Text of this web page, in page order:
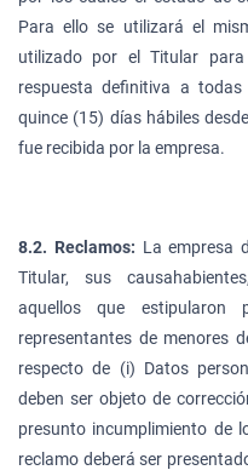
Para ello se utilizará el
utilizado por el Titular
respuesta definitiva a
quince (15) días hábiles
fue recibida por la empresa.
8.2. Reclamos: La empresa
Titular, sus
aquellos que
representantes de menores
respecto de (i) Datos
deben ser objeto de
presunto incumplimiento de
reclamo deberá ser